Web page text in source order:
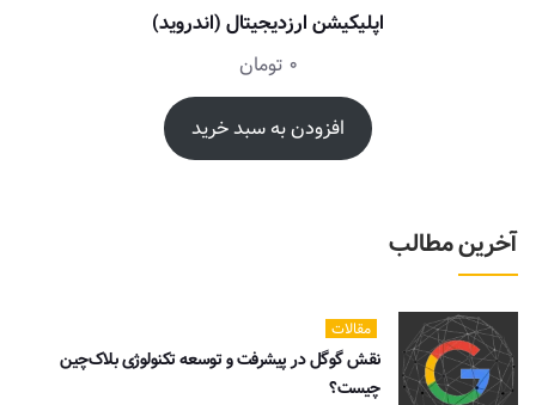
اپلیکیشن ارزدیجیتال (اندروید)
0 تومان
افزودن به سبد خرید
آخرین مطالب
مقالات
نقش گوگل در پیشرفت و توسعه تکنولوژی بلاک‌چین
چیست؟